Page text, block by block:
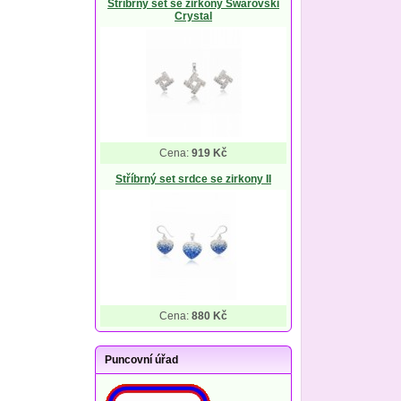
Stříbrný set se zirkony Swarovski
Crystal
Cena: 919 Kč
Stříbrný set srdce se zirkony II
Cena: 880 Kč
Puncovní úřad